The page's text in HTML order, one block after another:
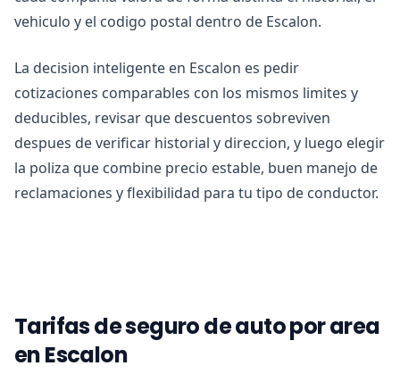
vehiculo y el codigo postal dentro de Escalon.
La decision inteligente en Escalon es pedir
cotizaciones comparables con los mismos limites y
deducibles, revisar que descuentos sobreviven
despues de verificar historial y direccion, y luego elegir
la poliza que combine precio estable, buen manejo de
reclamaciones y flexibilidad para tu tipo de conductor.
Tarifas de seguro de auto por area
en Escalon